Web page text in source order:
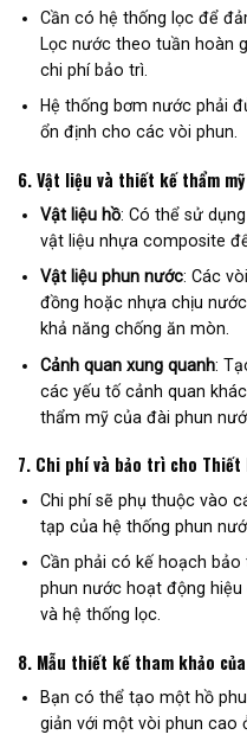
Cần có hệ thống lọc để
Lọc nước theo tuần hoàn
chi phí bảo trì.
Hệ thống bơm nước phải
ổn định cho các vòi phun.
6.Vật liệu và thiết kế thẩm
Vật liệu hồ: Có thể sử
vật liệu nhựa composite
Vật liệu phun nước: Các
đồng hoặc nhựa chịu
khả năng chống ăn mòn.
Cảnh quan xung quanh:
các yếu tố cảnh quan
thẩm mỹ của đài phun
7. Chi phí và bảo trì cho
Chi phí sẽ phụ thuộc vào
tạp của hệ thống phun
Cần phải có kế hoạch
phun nước hoạt động
và hệ thống lọc.
8. Mẫu thiết kế tham khảo
Bạn có thể tạo một hồ
giản với một vòi phun cao